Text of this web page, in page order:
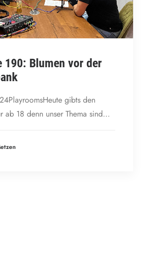
190: Blumen vor der
gibts den
ab 18 denn unser Thema sind…